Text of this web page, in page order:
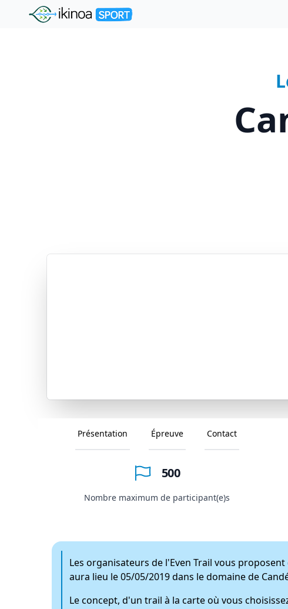
"Ikinoa Sport"
Présentation Épreuve Contact
500
Nombre maximum de participant(e)s
Les organisateurs de l'Even Trail vous
aura lieu le 05/05/2019 dans le domaine de
Le concept, d'un trail à la carte où vous